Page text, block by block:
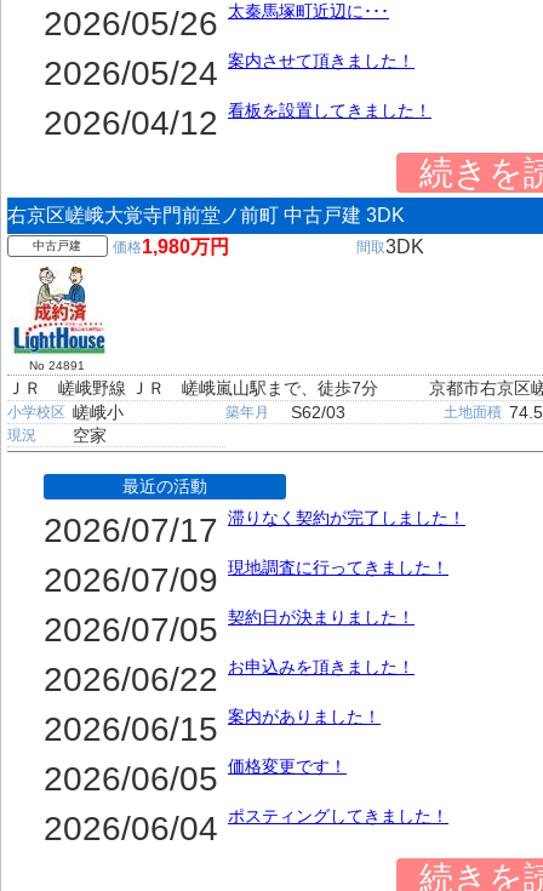
2026/05/26 太秦馬塚町近辺に･･･
2026/05/24 案内させて頂きました！
2026/04/12 看板を設置してきました！
続きを
右京区嵯峨大覚寺門前堂ノ前町 中古戸建 3DK
中古戸建
No 24891
価格1,980万円 間取3DK
ＪＲ 嵯峨野線 ＪＲ 嵯峨嵐山駅まで、徒歩7分 京都市右京区
小学校区 嵯峨小 築年月 S62/03 土地面積
現況 空家
最近の活動
2026/07/17 滞りなく契約が完了しました！
2026/07/09 現地調査に行ってきました！
2026/07/05 契約日が決まりました！
2026/06/22 お申込みを頂きました！
2026/06/15 案内がありました！
2026/06/05 価格変更です！
2026/06/04 ポスティングしてきました！
続きを